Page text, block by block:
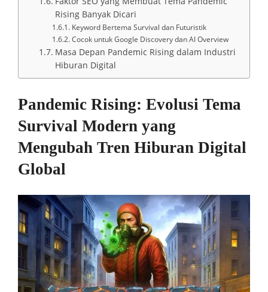
Rising Banyak Dicari
Keyword Bertema Survival dan Futuristik
Cocok untuk Google Discovery dan AI Overview
Masa Depan Pandemic Rising dalam Industri
Hiburan Digital
Pandemic Rising: Evolusi Tema
Survival Modern yang
Mengubah Tren Hiburan Digital
Global